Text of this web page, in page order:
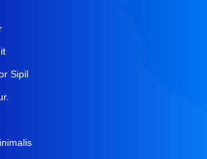
Sipil